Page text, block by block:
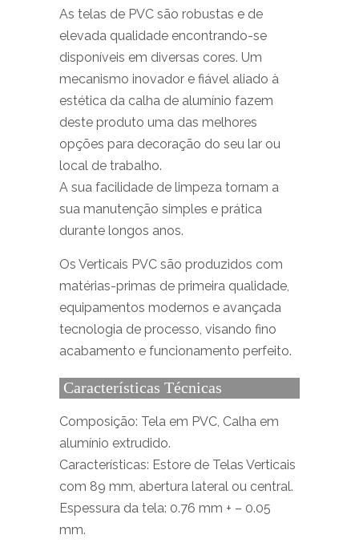
As telas de PVC são robustas e de
elevada qualidade encontrando-se
disponíveis em diversas cores. Um
mecanismo inovador e fiável aliado à
estética da calha de alumínio fazem
deste produto uma das melhores
opções para decoração do seu lar ou
local de trabalho.
A sua facilidade de limpeza tornam a
sua manutenção simples e prática
durante longos anos.
Os Verticais PVC são produzidos com
matérias-primas de primeira qualidade,
equipamentos modernos e avançada
tecnologia de processo, visando fino
acabamento e funcionamento perfeito.
Características Técnicas
Composição: Tela em PVC, Calha em
alumínio extrudido.
Características: Estore de Telas Verticais
com 89 mm, abertura lateral ou central.
Espessura da tela: 0.76 mm + – 0.05
mm.